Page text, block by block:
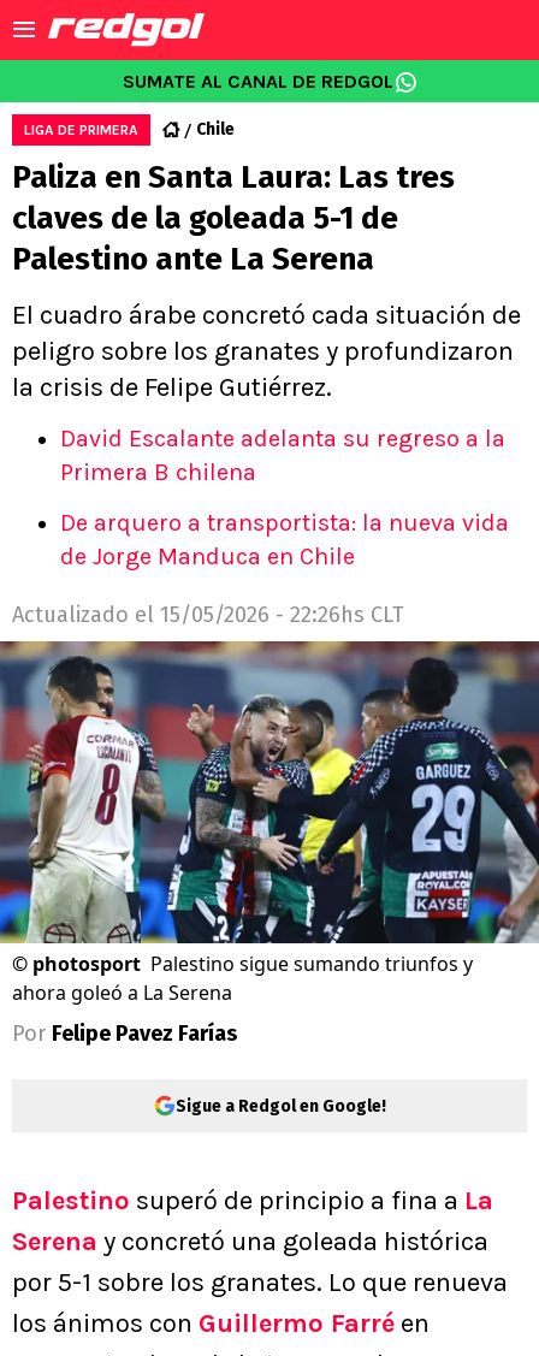
SUMATE AL CANAL DE REDGOL
LIGA DE PRIMERA Chile
Paliza en Santa Laura: Las tres
claves de la goleada 5-1 de
Palestino ante La Serena
El cuadro árabe concretó cada situación de
peligro sobre los granates y profundizaron
la crisis de Felipe Gutiérrez.
David Escalante adelanta su regreso a la
Primera B chilena
De arquero a transportista: la nueva vida
de Jorge Manduca en Chile
Actualizado el 15/05/2026 - 22:26hs CLT
© photosport Palestino sigue sumando triunfos y
ahora goleó a La Serena
Por Felipe Pavez Farías
Sigue a Redgol en Google!
Palestino superó de principio a fina a La
Serena y concretó una goleada histórica
por 5-1 sobre los granates. Lo que renueva
los ánimos con Guillermo Farré en